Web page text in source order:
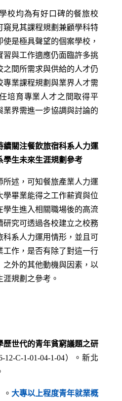
均為有好口碑的餐旅校
窺見其課程規劃兼顧學科特
是極具聲望的個案學校，
習與工作適應仍面臨許多挑
之間所需求與供給的人才仍
專業課程規劃與業界人才需
培育專業人才之間取得平
業界需進一步協調與討論的
續關注餐飲旅宿科系人力運
學生未來生涯規劃參考
述，可知餐旅產業人力運
學畢業能得之工作薪資與位
學生進入相關職場後的高流
研究可透過各校建立之校務
科系人力運用情形，並且可
工作，是否有除了對這一行
之外的其他動機與因素，以
規劃之參考。
歷世代的青年貧窮議題之研
12-C-1-01-04-1-04）。新北
大專以上程度青年就業概